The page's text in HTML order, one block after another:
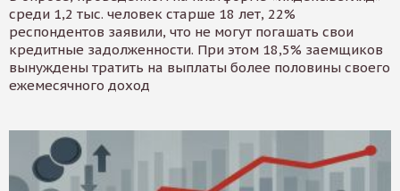
среди 1,2 тыс. человек старше 18 лет, 22%
респондентов заявили, что не могут погашать свои
кредитные задолженности. При этом 18,5% заемщиков
вынуждены тратить на выплаты более половины своего
ежемесячного доход